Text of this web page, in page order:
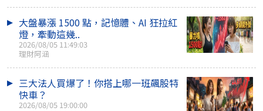
大盤暴漲 1500 點，記憶體、AI 狂拉紅
燈，牽動這幾..
2026/08/05 11:49:03
理財阿涵
三大法人買爆了！你搭上哪一班飆股特
快車？
2026/08/05 19:00:00